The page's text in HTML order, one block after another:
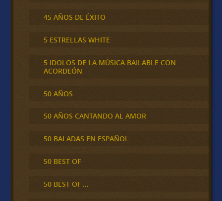
45 AÑOS DE ÉXITO
5 ESTRELLAS WHITE
5 IDOLOS DE LA MÚSICA BAILABLE CON
ACORDEÓN
50 AÑOS
50 AÑOS CANTANDO AL AMOR
50 BALADAS EN ESPAÑOL
50 BEST OF
50 BEST OF …